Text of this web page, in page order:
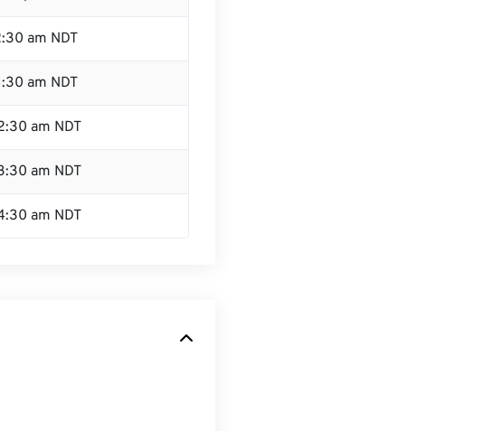
am NDT
am NDT
am NDT
am NDT
am NDT